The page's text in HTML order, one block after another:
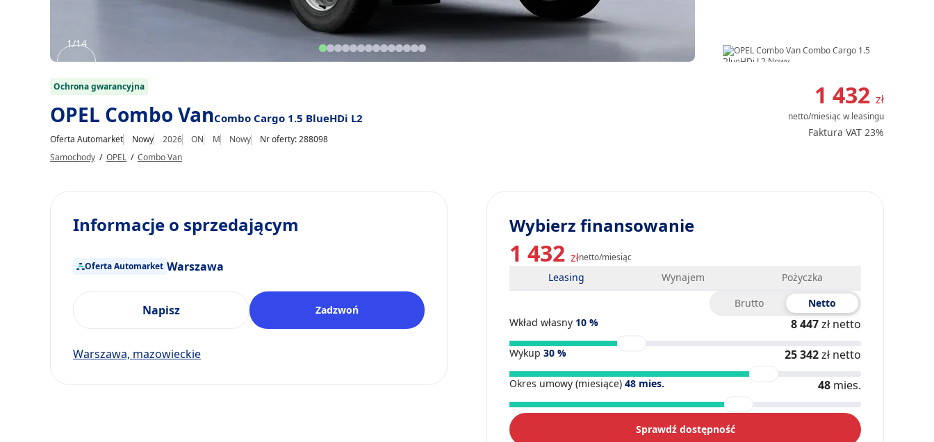
1
14
1/14
Ochrona gwarancyjna
OPEL Combo VanCombo Cargo 1.5 BlueHDi L2
Oferta Automarket Nowy 2026 ON M Nowy
Nr oferty: 288098
Samochody / OPEL / Combo Van
1 432 zł
netto/miesiącw leasingu
Faktura VAT 23%
Wybierz finansowanie
1 432 złnetto/miesiąc
Leasing Wynajem
Pożyczka
Brutto
Netto
Wkład własny 10 % 8 447zł netto
Wykup 30 % 25 342zł netto
Okres umowy (miesiące) 48 mies. 48 mies.
Sprawdź dostępność
Informacje o sprzedającym
Oferta Automarket Warszawa
Napisz Zadzwoń
Warszawa, mazowieckie